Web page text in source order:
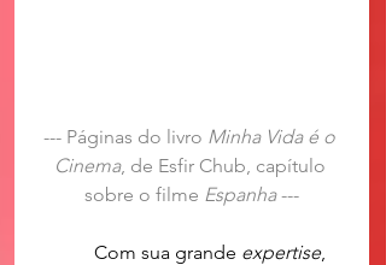
--- Páginas do livro Minha Vida é o
Cinema, de Esfir Chub, capítulo
sobre o filme Espanha ---
            Com sua grande
expertise,